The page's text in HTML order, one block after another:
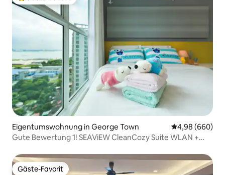
Beliebter Gäste-Favorit.
Eigentumswohnung in George Town
4,98 (660)
Gute Bewertung 1! SEAViEW CleanCozy Suite WLAN +
Gäste-Favorit